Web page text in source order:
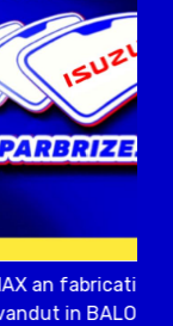
2018
ILFOV